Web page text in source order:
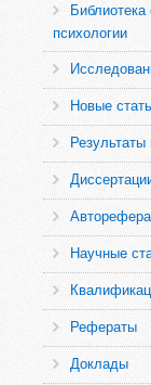
Библиотека
психологии
Новые
Научные
Рефераты
Доклады